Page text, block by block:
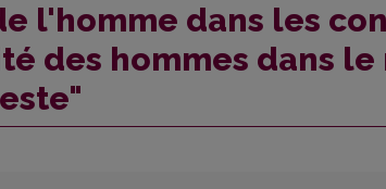
l'homme dans les
des hommes dans